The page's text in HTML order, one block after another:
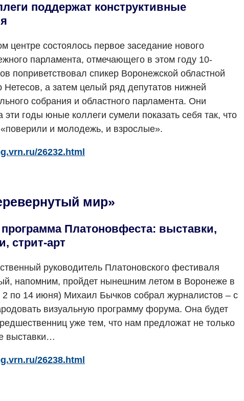
поддержат конструктивные
центре состоялось первое заседание нового
парламента, отмечающего в этом году 10-
поприветствовал спикер Воронежской областной
а затем целый ряд депутатов нижней
собрания и областного парламента. Они
эти годы юные коллеги сумели показать себя так, что
и молодежь, и взрослые».
26232.html
мир»
Платоновфеста: выставки,
стрит-арт
руководитель Платоновского фестиваля
напомним, пройдет нынешним летом в Воронеже в
2 по 14 июня) Михаил Бычков собрал журналистов – с
визуальную программу форума. Она будет
уже тем, что нам предложат не только
выставки…
26238.html